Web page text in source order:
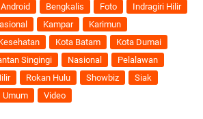
Android Bengkalis Foto
Indragiri Hilir
Kampar
Karimun
Kota Batam
Kota Dumai
Singingi Nasional
Pelalawan
Rokan Hulu Showbiz
Siak
Umum Video